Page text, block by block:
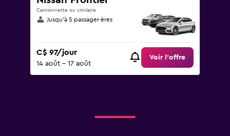
Camionnette ou similaire
Jusqu’à 5 passager·ères
C$ 97/jour
14 août - 17 août
Voir l’offre